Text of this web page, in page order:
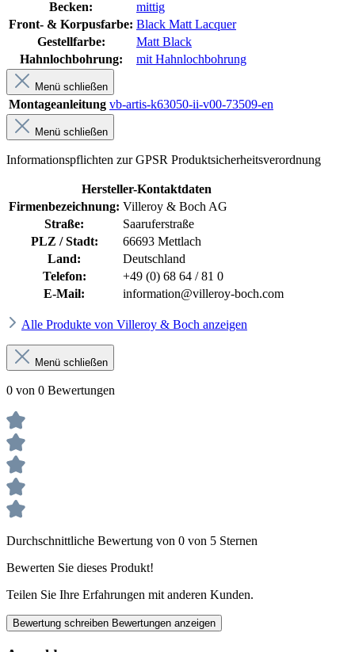
Becken:
mittig
Front- & Korpusfarbe: Black Matt Lacquer
Gestellfarbe:
Matt Black
Hahnlochbohrung:
mit Hahnlochbohrung
Menü schließen
Montageanleitung vb-artis-k63050-ii-v00-73509-en
Menü schließen
Informationspflichten zur GPSR Produktsicherheitsverordnung
Hersteller-Kontaktdaten
Firmenbezeichnung: Villeroy & Boch AG
Straße:
Saaruferstraße
PLZ / Stadt:
66693 Mettlach
Land:
Deutschland
Telefon:
+49 (0) 68 64 / 81 0
E-Mail:
information@villeroy-boch.com
Alle Produkte von Villeroy & Boch anzeigen
Menü schließen
0 von 0 Bewertungen
Durchschnittliche Bewertung von 0 von 5 Sternen
Bewerten Sie dieses Produkt!
Teilen Sie Ihre Erfahrungen mit anderen Kunden.
Bewertung schreiben Bewertungen anzeigen